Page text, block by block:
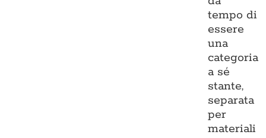
tempo di
essere
una
categoria
a sé
stante,
separata
per
materiali